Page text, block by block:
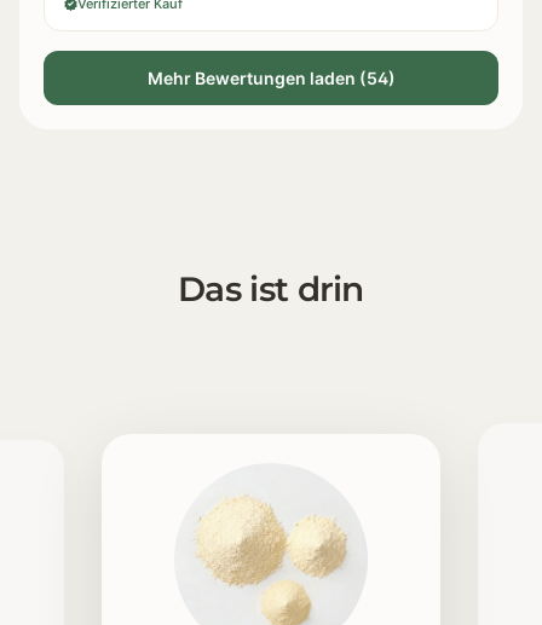
Verifizierter Kauf
Mehr Bewertungen laden (54)
Das ist drin